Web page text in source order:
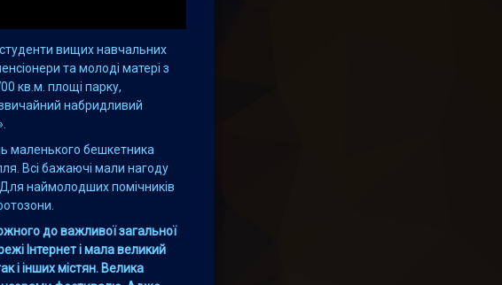
студенти вищих навчальних
та молоді матері з
кв.м. площі парку,
набридливий
маленького бешкетника
Всі бажаючі мали нагоду
наймолодших помічників
до важливої загальної
Інтернет і мала великий
і інших містян. Велика